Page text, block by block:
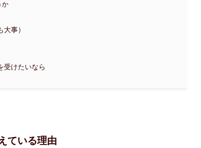
か
事）
受けたいなら
ている理由